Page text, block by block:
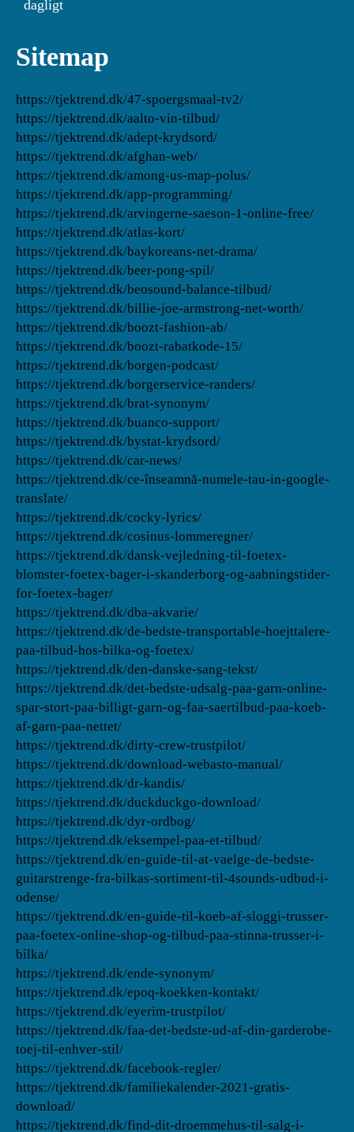
dagligt
Sitemap
https://tjektrend.dk/47-spoergsmaal-tv2/
https://tjektrend.dk/aalto-vin-tilbud/
https://tjektrend.dk/adept-krydsord/
https://tjektrend.dk/afghan-web/
https://tjektrend.dk/among-us-map-polus/
https://tjektrend.dk/app-programming/
https://tjektrend.dk/arvingerne-saeson-1-online-free/
https://tjektrend.dk/atlas-kort/
https://tjektrend.dk/baykoreans-net-drama/
https://tjektrend.dk/beer-pong-spil/
https://tjektrend.dk/beosound-balance-tilbud/
https://tjektrend.dk/billie-joe-armstrong-net-worth/
https://tjektrend.dk/boozt-fashion-ab/
https://tjektrend.dk/boozt-rabatkode-15/
https://tjektrend.dk/borgen-podcast/
https://tjektrend.dk/borgerservice-randers/
https://tjektrend.dk/brat-synonym/
https://tjektrend.dk/buanco-support/
https://tjektrend.dk/bystat-krydsord/
https://tjektrend.dk/car-news/
https://tjektrend.dk/ce-înseamnă-numele-tau-in-google-
translate/
https://tjektrend.dk/cocky-lyrics/
https://tjektrend.dk/cosinus-lommeregner/
https://tjektrend.dk/dansk-vejledning-til-foetex-
blomster-foetex-bager-i-skanderborg-og-aabningstider-
for-foetex-bager/
https://tjektrend.dk/dba-akvarie/
https://tjektrend.dk/de-bedste-transportable-hoejttalere-
paa-tilbud-hos-bilka-og-foetex/
https://tjektrend.dk/den-danske-sang-tekst/
https://tjektrend.dk/det-bedste-udsalg-paa-garn-online-
spar-stort-paa-billigt-garn-og-faa-saertilbud-paa-koeb-
af-garn-paa-nettet/
https://tjektrend.dk/dirty-crew-trustpilot/
https://tjektrend.dk/download-webasto-manual/
https://tjektrend.dk/dr-kandis/
https://tjektrend.dk/duckduckgo-download/
https://tjektrend.dk/dyr-ordbog/
https://tjektrend.dk/eksempel-paa-et-tilbud/
https://tjektrend.dk/en-guide-til-at-vaelge-de-bedste-
guitarstrenge-fra-bilkas-sortiment-til-4sounds-udbud-i-
odense/
https://tjektrend.dk/en-guide-til-koeb-af-sloggi-trusser-
paa-foetex-online-shop-og-tilbud-paa-stinna-trusser-i-
bilka/
https://tjektrend.dk/ende-synonym/
https://tjektrend.dk/epoq-koekken-kontakt/
https://tjektrend.dk/eyerim-trustpilot/
https://tjektrend.dk/faa-det-bedste-ud-af-din-garderobe-
toej-til-enhver-stil/
https://tjektrend.dk/facebook-regler/
https://tjektrend.dk/familiekalender-2021-gratis-
download/
https://tjektrend.dk/find-dit-droemmehus-til-salg-i-